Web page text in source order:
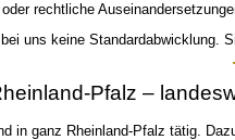
rechtliche
uns keine Standardabwicklung.
Pfalz –
in ganz Rheinland-Pfalz tätig.